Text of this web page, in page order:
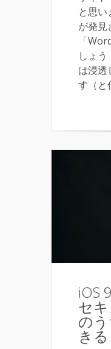
と思い
が発見
「
しょ
は浸透
す（と
iOS
セ
の
き